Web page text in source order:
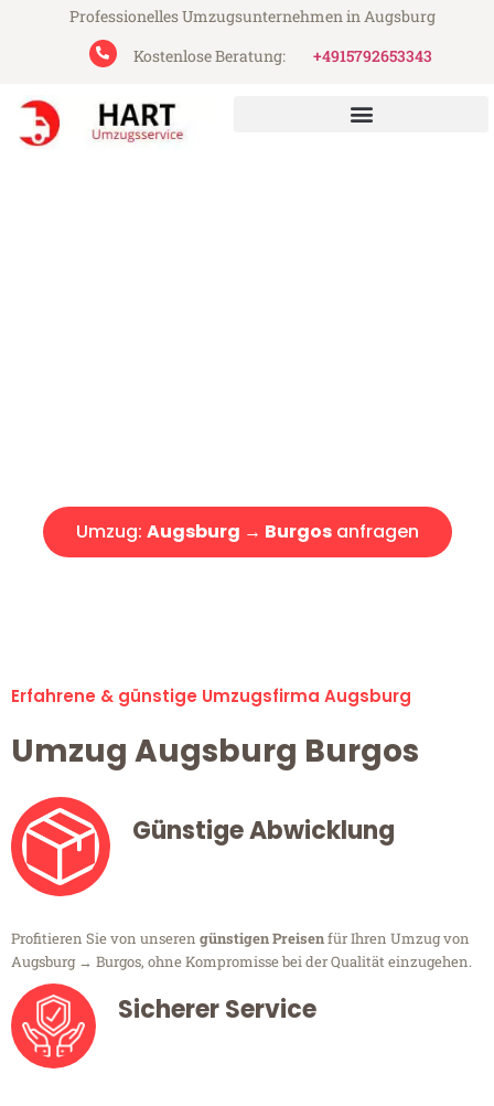
Professionelles Umzugsunternehmen in Augsburg
Kostenlose Beratung:
+4915792653343
Umzug: Augsburg → Burgosanfragen
Erfahrene & günstige Umzugsfirma Augsburg
Umzug Augsburg Burgos
Günstige Abwicklung
Profitieren Sie von unseren günstigen Preisenfür Ihren Umzug von
Augsburg → Burgos, ohne Kompromisse bei der Qualität einzugehen.
Sicherer Service